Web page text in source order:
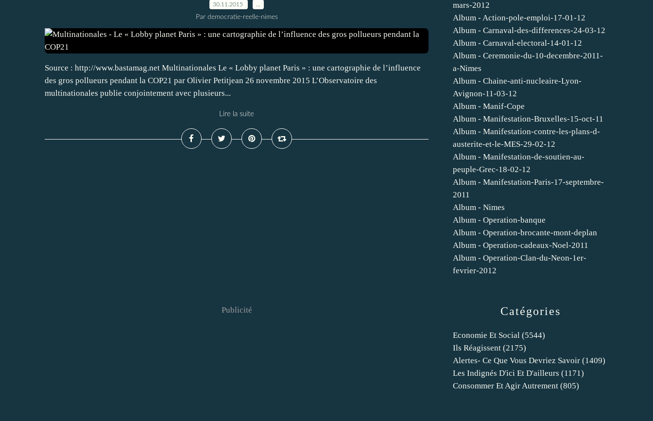
30.11.2015
Par democratie-reelle-nimes
Source : http://www.bastamag.net Multinationales Le « Lobby planet Paris » : une cartographie de l’influence
des gros pollueurs pendant la COP21 par Olivier Petitjean 26 novembre 2015 L’Observatoire des
multinationales publie conjointement avec plusieurs...
Lire la suite
Publicité Catégories
Economie Et Social (5544)
Ils Réagissent (2175)
Alertes- Ce Que Vous Devriez Savoir (1409)
Les Indignés D'ici Et D'ailleurs (1171)
Consommer Et Agir Autrement (805)
mars-2012
Album - Action-pole-emploi-17-01-12
Album - Carnaval-des-differences-24-03-12
Album - Carnaval-electoral-14-01-12
Album - Ceremonie-du-10-decembre-2011-
a-Nimes
Album - Chaine-anti-nucleaire-Lyon-
Avignon-11-03-12
Album - Manif-Cope
Album - Manifestation-Bruxelles-15-oct-11
Album - Manifestation-contre-les-plans-d-
austerite-et-le-MES-29-02-12
Album - Manifestation-de-soutien-au-
peuple-Grec-18-02-12
Album - Manifestation-Paris-17-septembre-
2011
Album - Nimes
Album - Operation-banque
Album - Operation-brocante-mont-deplan
Album - Operation-cadeaux-Noel-2011
Album - Operation-Clan-du-Neon-1er-
fevrier-2012